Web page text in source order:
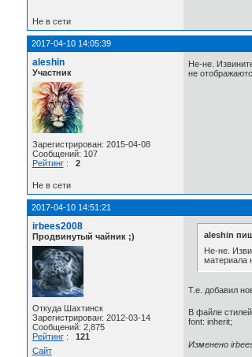
Не в сети
2017-04-10 14:05:39
aleshin
Участник
Зарегистрирован: 2015-04-08
Сообщений: 107
Рейтинг: 2
Не-не.
не
Не в сети
2017-04-10 14:51:21
irbees2008
Продвинутый чайник ;)
Откуда Шахтинск
Зарегистрирован: 2012-03-14
Сообщений: 2,875
Рейтинг: 121
Сайт
aleshin
Не-не.
материала
Т.е. добавил
В файле
font: inherit;
Изменено